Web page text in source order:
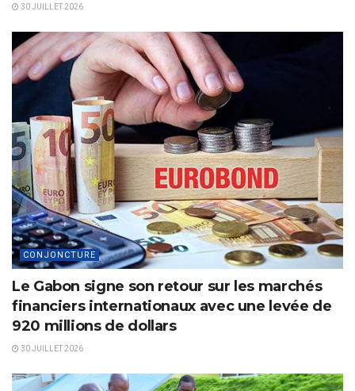
30 JUILLET 2026
CONJONCTURE
Le Gabon signe son retour sur les marchés
financiers internationaux avec une levée de
920 millions de dollars
30 JUILLET 2026